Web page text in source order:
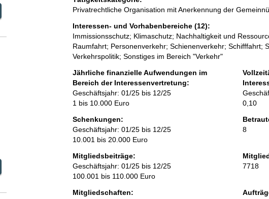
Selektion Anzahl der Mitgliedschaften
Selektion Anzahl der Mitglieder
Privatrechtliche Organisation mit Anerkennung der
Interessen- und Vorhabenbereiche (12):
Immissionsschutz; Klimaschutz; Nachhaltigkeit und
Raumfahrt; Personenverkehr; Schienenverkehr; Schifffahrt;
Verkehrspolitik; Sonstiges im Bereich "Verkehr"
Jährliche finanzielle Aufwendungen im
Bereich der Interessenvertretung:
Geschäftsjahr: 01/25 bis 12/25
1 bis 10.000 Euro
0,10
Schenkungen:
Geschäftsjahr: 01/25 bis 12/25
10.001 bis 20.000 Euro
8
Mitgliedsbeiträge:
Geschäftsjahr: 01/25 bis 12/25
100.001 bis 110.000 Euro
7718
Mitgliedschaften: